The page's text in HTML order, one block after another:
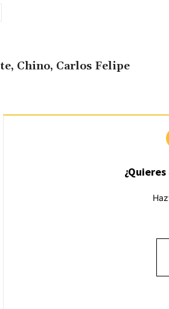
Chino, Carlos Felipe